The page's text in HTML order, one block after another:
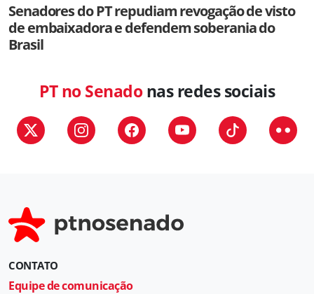
Senadores do PT repudiam revogação de visto
de embaixadora e defendem soberania do
Brasil
PT no Senadonas redes sociais
CONTATO
Equipe de comunicação